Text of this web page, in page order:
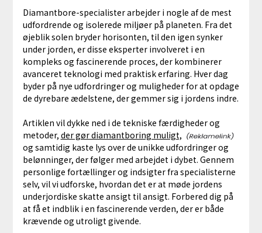
Diamantbore-specialister arbejder i nogle af de mest
udfordrende og isolerede miljøer på planeten. Fra det
øjeblik solen bryder horisonten, til den igen synker
under jorden, er disse eksperter involveret i en
kompleks og fascinerende proces, der kombinerer
avanceret teknologi med praktisk erfaring. Hver dag
byder på nye udfordringer og muligheder for at opdage
de dyrebare ædelstene, der gemmer sig i jordens indre.
Artiklen vil dykke ned i de tekniske færdigheder og
metoder, der gør diamantboring muligt,
og samtidig kaste lys over de unikke udfordringer og
belønninger, der følger med arbejdet i dybet. Gennem
personlige fortællinger og indsigter fra specialisterne
selv, vil vi udforske, hvordan det er at møde jordens
underjordiske skatte ansigt til ansigt. Forbered dig på
at få et indblik i en fascinerende verden, der er både
krævende og utroligt givende.